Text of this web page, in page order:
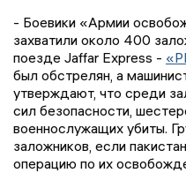
- Боевики «Армии
захватили около 400
поезде Jaffar Express -
был обстрелян, а
утверждают, что среди
сил безопасности,
военнослужащих убиты.
заложников, если
операцию по их